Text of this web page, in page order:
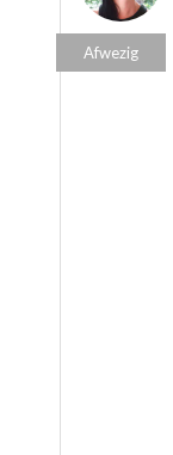
Afwezig